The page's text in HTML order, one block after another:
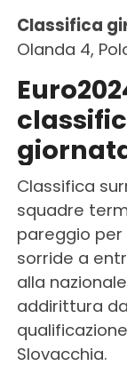
Classifica
Olanda 4,
Classifica
squadre
pareggio per
sorride a
alla
addirittura
Slovacchia.